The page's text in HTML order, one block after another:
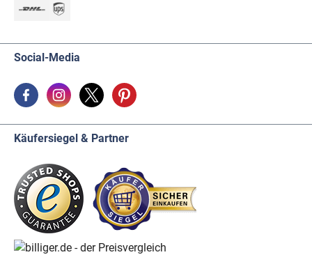
Social-Media
Käufersiegel & Partner